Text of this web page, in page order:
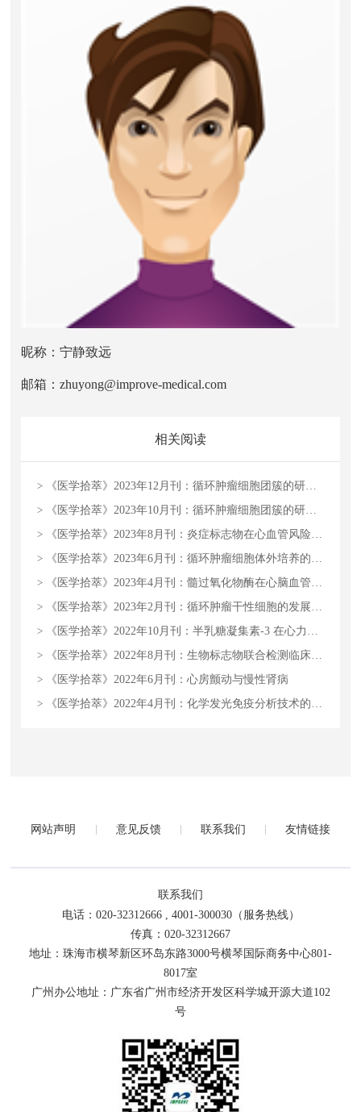
昵称：宁静致远
邮箱：zhuyong@improve-medical.com
相关阅读
>《医学拾萃》2023年12月刊：循环肿瘤细胞团簇的研究进展
>《医学拾萃》2023年10月刊：循环肿瘤细胞团簇的研究进展
>《医学拾萃》2023年8月刊：炎症标志物在心血管风险预测中的应用及价值
>《医学拾萃》2023年6月刊：循环肿瘤细胞体外培养的意义和成果
>《医学拾萃》2023年4月刊：髓过氧化物酶在心脑血管疾病前瞻性诊断的临床价值
>《医学拾萃》2023年2月刊：循环肿瘤干性细胞的发展及标志物应用
>《医学拾萃》2022年10月刊：半乳糖凝集素-3 在心力衰竭预后上的研究进展
>《医学拾萃》2022年8月刊：生物标志物联合检测临床应用与发展的分析
>《医学拾萃》2022年6月刊：心房颤动与慢性肾病
>《医学拾萃》2022年4月刊：化学发光免疫分析技术的应用前景及展望
网站声明 意见反馈 联系我们 友情链接
联系我们
电话：020-32312666 , 4001-300030（服务热线）
传真：020-32312667
地址：珠海市横琴新区环岛东路3000号横琴国际商务中心801-
8017室
广州办公地址：广东省广州市经济开发区科学城开源大道102
号